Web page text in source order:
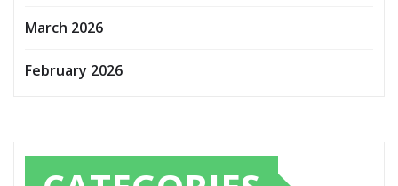
March 2026
February 2026